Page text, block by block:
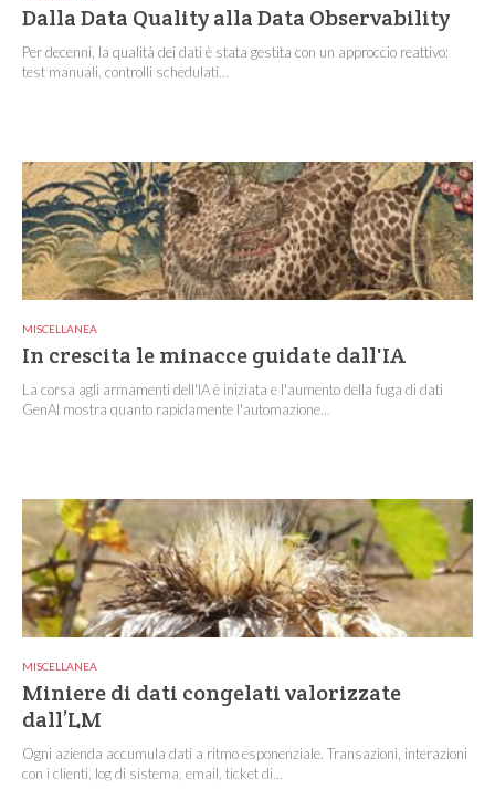
Dalla Data Quality alla Data Observability
Per decenni, la qualità dei dati è stata gestita con un approccio reattivo:
test manuali, controlli schedulati...
MISCELLANEA
In crescita le minacce guidate dall'IA
La corsa agli armamenti dell'IA è iniziata e l'aumento della fuga di dati
GenAI mostra quanto rapidamente l'automazione...
MISCELLANEA
Miniere di dati congelati valorizzate
dall’LM
Ogni azienda accumula dati a ritmo esponenziale. Transazioni, interazioni
con i clienti, log di sistema, email, ticket di...